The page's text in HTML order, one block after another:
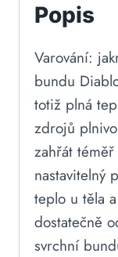
Popis
Varování:
bundu
totiž plná
zdrojů
zahřát
nastavitelný
teplo u těla
dostatečně
svrchní